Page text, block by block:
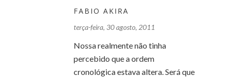
FABIO AKIRA
terça-feira, 30 agosto, 2011
Nossa realmente não tinha
percebido que a ordem
cronológica estava altera. Será que